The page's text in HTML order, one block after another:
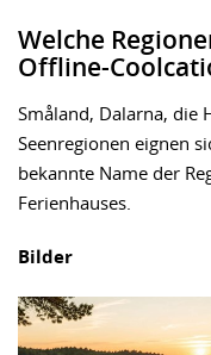
Welche
Offline-
Småland, Dalarna, die
Seenregionen eignen
bekannte Name der
Ferienhauses.
Bilder